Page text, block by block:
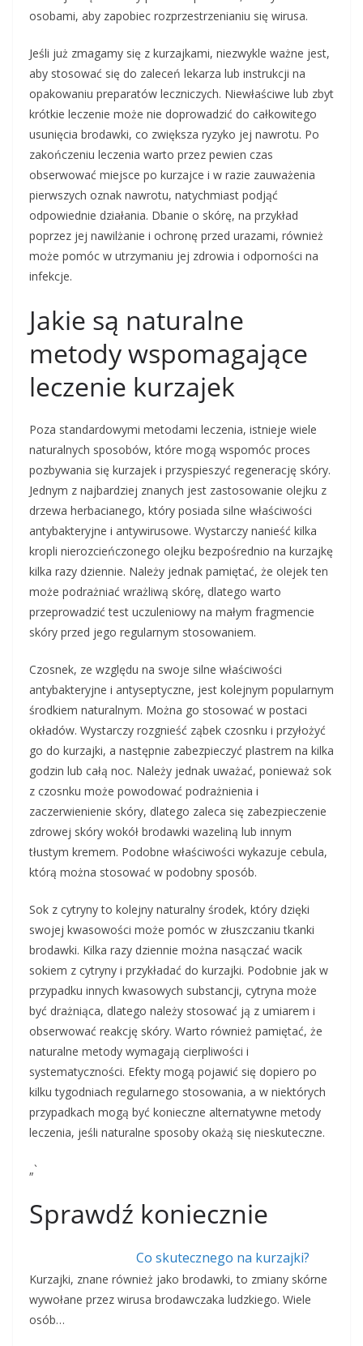
osobami, aby zapobiec rozprzestrzenianiu się wirusa.
Jeśli już zmagamy się z kurzajkami, niezwykle ważne jest,
aby stosować się do zaleceń lekarza lub instrukcji na
opakowaniu preparatów leczniczych. Niewłaściwe lub zbyt
krótkie leczenie może nie doprowadzić do całkowitego
usunięcia brodawki, co zwiększa ryzyko jej nawrotu. Po
zakończeniu leczenia warto przez pewien czas
obserwować miejsce po kurzajce i w razie zauważenia
pierwszych oznak nawrotu, natychmiast podjąć
odpowiednie działania. Dbanie o skórę, na przykład
poprzez jej nawilżanie i ochronę przed urazami, również
może pomóc w utrzymaniu jej zdrowia i odporności na
infekcje.
Jakie są naturalne
metody wspomagające
leczenie kurzajek
Poza standardowymi metodami leczenia, istnieje wiele
naturalnych sposobów, które mogą wspomóc proces
pozbywania się kurzajek i przyspieszyć regenerację skóry.
Jednym z najbardziej znanych jest zastosowanie olejku z
drzewa herbacianego, który posiada silne właściwości
antybakteryjne i antywirusowe. Wystarczy nanieść kilka
kropli nierozcieńczonego olejku bezpośrednio na kurzajkę
kilka razy dziennie. Należy jednak pamiętać, że olejek ten
może podrażniać wrażliwą skórę, dlatego warto
przeprowadzić test uczuleniowy na małym fragmencie
skóry przed jego regularnym stosowaniem.
Czosnek, ze względu na swoje silne właściwości
antybakteryjne i antyseptyczne, jest kolejnym popularnym
środkiem naturalnym. Można go stosować w postaci
okładów. Wystarczy rozgnieść ząbek czosnku i przyłożyć
go do kurzajki, a następnie zabezpieczyć plastrem na kilka
godzin lub całą noc. Należy jednak uważać, ponieważ sok
z czosnku może powodować podrażnienia i
zaczerwienienie skóry, dlatego zaleca się zabezpieczenie
zdrowej skóry wokół brodawki wazeliną lub innym
tłustym kremem. Podobne właściwości wykazuje cebula,
którą można stosować w podobny sposób.
Sok z cytryny to kolejny naturalny środek, który dzięki
swojej kwasowości może pomóc w złuszczaniu tkanki
brodawki. Kilka razy dziennie można nasączać wacik
sokiem z cytryny i przykładać do kurzajki. Podobnie jak w
przypadku innych kwasowych substancji, cytryna może
być drażniąca, dlatego należy stosować ją z umiarem i
obserwować reakcję skóry. Warto również pamiętać, że
naturalne metody wymagają cierpliwości i
systematyczności. Efekty mogą pojawić się dopiero po
kilku tygodniach regularnego stosowania, a w niektórych
przypadkach mogą być konieczne alternatywne metody
leczenia, jeśli naturalne sposoby okażą się nieskuteczne.
„`
Sprawdź koniecznie
Co skutecznego na kurzajki?
Kurzajki, znane również jako brodawki, to zmiany skórne
wywołane przez wirusa brodawczaka ludzkiego. Wiele
osób…